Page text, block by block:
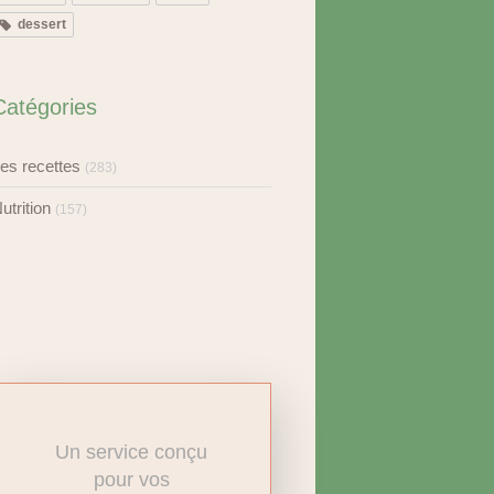
dessert
recettes (283)
(157)
Un service conçu
pour vos